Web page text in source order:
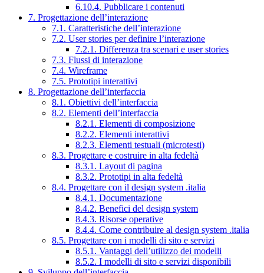
6.10.4. Pubblicare i contenuti
7. Progettazione dell’interazione
7.1. Caratteristiche dell’interazione
7.2. User stories per definire l’interazione
7.2.1. Differenza tra scenari e user stories
7.3. Flussi di interazione
7.4. Wireframe
7.5. Prototipi interattivi
8. Progettazione dell’interfaccia
8.1. Obiettivi dell’interfaccia
8.2. Elementi dell’interfaccia
8.2.1. Elementi di composizione
8.2.2. Elementi interattivi
8.2.3. Elementi testuali (microtesti)
8.3. Progettare e costruire in alta fedeltà
8.3.1. Layout di pagina
8.3.2. Prototipi in alta fedeltà
8.4. Progettare con il design system .italia
8.4.1. Documentazione
8.4.2. Benefici del design system
8.4.3. Risorse operative
8.4.4. Come contribuire al design system .italia
8.5. Progettare con i modelli di sito e servizi
8.5.1. Vantaggi dell’utilizzo dei modelli
8.5.2. I modelli di sito e servizi disponibili